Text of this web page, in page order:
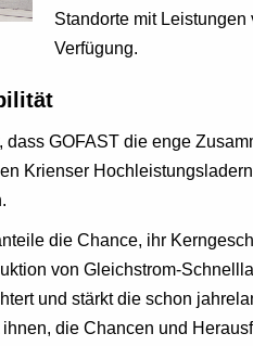
Standorte mit
Verfügung.
GOFAST die enge
Krienser
die Chance, ihr
von Gleichstrom-
und stärkt die schon
die Chancen und